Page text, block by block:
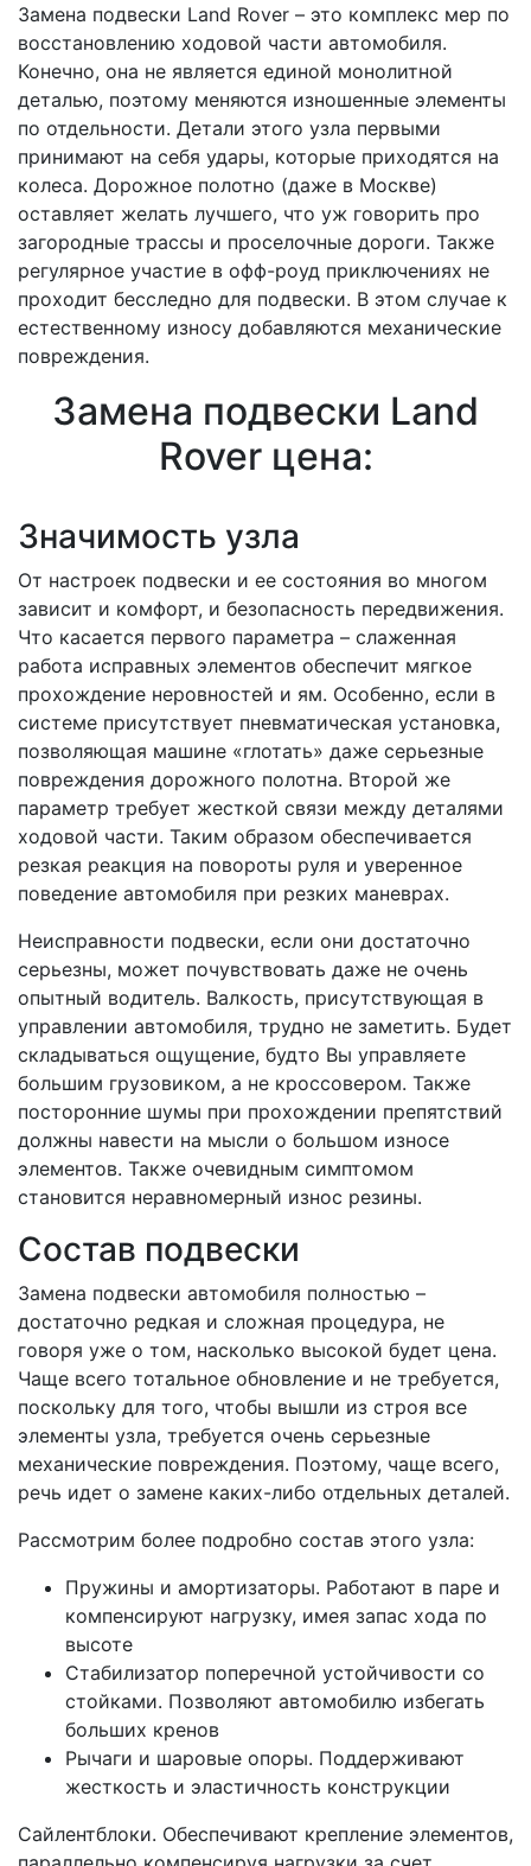
Замена подвески Land Rover – это комплекс мер по
восстановлению ходовой части автомобиля.
Конечно, она не является единой монолитной
деталью, поэтому меняются изношенные элементы
по отдельности. Детали этого узла первыми
принимают на себя удары, которые приходятся на
колеса. Дорожное полотно (даже в Москве)
оставляет желать лучшего, что уж говорить про
загородные трассы и проселочные дороги. Также
регулярное участие в офф-роуд приключениях не
проходит бесследно для подвески. В этом случае к
естественному износу добавляются механические
повреждения.
Замена подвески Land
Rover цена:
Значимость узла
От настроек подвески и ее состояния во многом
зависит и комфорт, и безопасность передвижения.
Что касается первого параметра – слаженная
работа исправных элементов обеспечит мягкое
прохождение неровностей и ям. Особенно, если в
системе присутствует пневматическая установка,
позволяющая машине «глотать» даже серьезные
повреждения дорожного полотна. Второй же
параметр требует жесткой связи между деталями
ходовой части. Таким образом обеспечивается
резкая реакция на повороты руля и уверенное
поведение автомобиля при резких маневрах.
Неисправности подвески, если они достаточно
серьезны, может почувствовать даже не очень
опытный водитель. Валкость, присутствующая в
управлении автомобиля, трудно не заметить. Будет
складываться ощущение, будто Вы управляете
большим грузовиком, а не кроссовером. Также
посторонние шумы при прохождении препятствий
должны навести на мысли о большом износе
элементов. Также очевидным симптомом
становится неравномерный износ резины.
Состав подвески
Замена подвески автомобиля полностью –
достаточно редкая и сложная процедура, не
говоря уже о том, насколько высокой будет цена.
Чаще всего тотальное обновление и не требуется,
поскольку для того, чтобы вышли из строя все
элементы узла, требуется очень серьезные
механические повреждения. Поэтому, чаще всего,
речь идет о замене каких-либо отдельных деталей.
Рассмотрим более подробно состав этого узла:
Пружины и амортизаторы. Работают в паре и
компенсируют нагрузку, имея запас хода по
высоте
Стабилизатор поперечной устойчивости со
стойками. Позволяют автомобилю избегать
больших кренов
Рычаги и шаровые опоры. Поддерживают
жесткость и эластичность конструкции
Сайлентблоки. Обеспечивают крепление элементов,